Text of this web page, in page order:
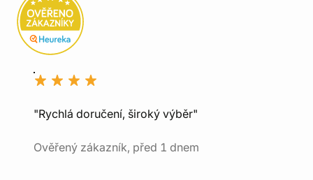
"Rychlá doručení, široký výběr"
Ověřený zákazník, před 1 dnem